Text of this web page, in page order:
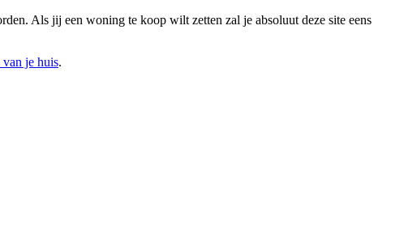
Als jij een woning te koop wilt zetten zal je absoluut deze site eens
van je huis.